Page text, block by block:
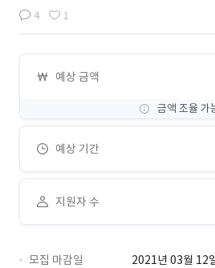
4 1
예상 금액
금액 조율 가
예상 기간
지원자 수
모집 마감일
2021년 03월 12